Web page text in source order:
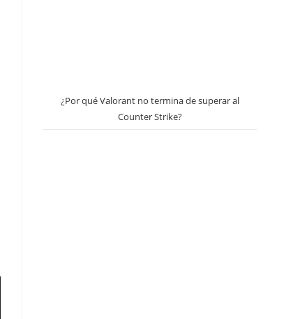
¿Por qué Valorant no termina de superar al
Counter Strike?